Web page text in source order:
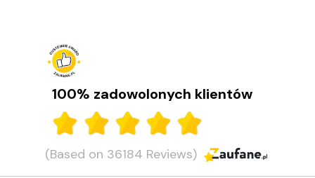
Niezawodne nawigacje GPS dla aktywnych. Sprawdź, co potrafią i
wybierz model idealny dla siebie!
CZYTAJ DALEJ
Garmin Montana 750i - Wyższy standard nawigacji i
przygód na nieznanych szlakach
100% zadowolonych klientów
(Based on 36184 Reviews)